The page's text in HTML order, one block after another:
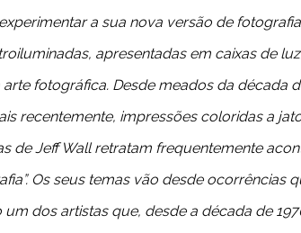
a sua nova versão de
apresentadas em caixas de
fotográfica. Desde meados da década
recentemente, impressões coloridas a
de Jeff Wall retratam frequentemente
Os seus temas vão desde
dos artistas que, desde a década de